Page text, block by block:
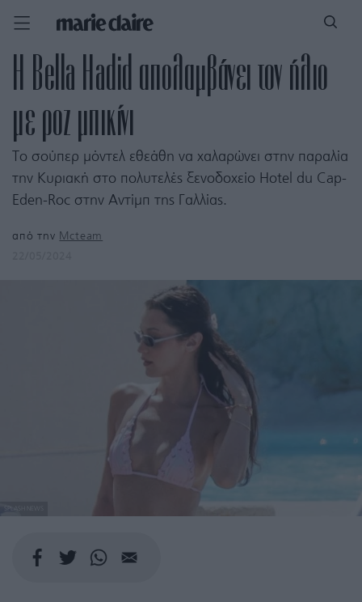
Η Bella Hadid απολαμβάνει τον ήλιο
με ροζ μπικίνι
Tο σούπερ μόντελ εθεάθη να χαλαρώνει στην παραλία
την Κυριακή στο πολυτελές ξενοδοχείο Hotel du Cap-
Eden-Roc στην Αντίμπ της Γαλλίας.
από την Mcteam
SPLASH NEWS